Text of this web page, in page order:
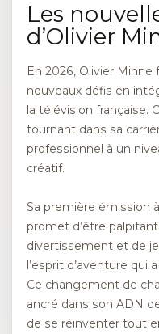
Les
d’Olivier
En 2026, Olivier
nouveaux défis en
la télévision française.
tournant dans sa
professionnel à un
créatif.
Sa première émission
promet d’être
divertissement et de
l’esprit d’aventure qui
Ce changement de
ancré dans son ADN
de se réinventer tout